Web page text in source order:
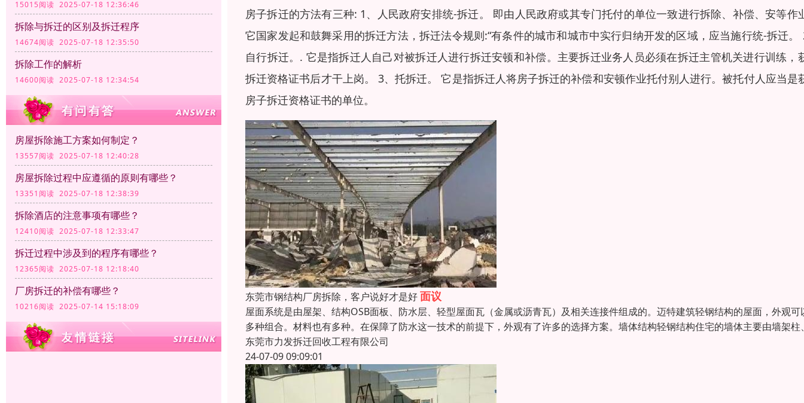
15015阅读 2025-07-18 12:36:46
拆除与拆迁的区别及拆迁程序
14674阅读 2025-07-18 12:35:50
拆除工作的解析
14600阅读 2025-07-18 12:34:54
房屋拆除施工方案如何制定？
13557阅读 2025-07-18 12:40:28
房屋拆除过程中应遵循的原则有哪些？
13351阅读 2025-07-18 12:38:39
拆除酒店的注意事项有哪些？
12410阅读 2025-07-18 12:33:47
拆迁过程中涉及到的程序有哪些？
12365阅读 2025-07-18 12:18:40
厂房拆迁的补偿有哪些？
10216阅读 2025-07-14 15:18:09
房子拆迁的方法有三种: 1、人民政府安排统-拆迁。 即由人民政府或其专门托付的单位一致进行拆除、补偿、安等作
它国家发起和鼓舞采用的拆迁方法，拆迁法令规则:“有条件的城市和城市中实行归纳开发的区域，应当施行统-拆迁。
自行拆迁。. 它是指拆迁人自己对被拆迁人进行拆迁安顿和补偿。主要拆迁业务人员必须在拆迁主管机关进行训练，
拆迁资格证书后才干上岗。 3、托拆迁。 它是指拆迁人将房子拆迁的补偿和安顿作业托付别人进行。被托付人应当是
房子拆迁资格证书的单位。
东莞市钢结构厂房拆除，客户说好才是好面议
屋面系统是由屋架、结构OSB面板、防水层、轻型屋面瓦（金属或沥青瓦）及相关连接件组成的。迈特建筑轻钢结构的屋面，外观可
多种组合。材料也有多种。在保障了防水这一技术的前提下，外观有了许多的选择方案。墙体结构轻钢结构住宅的墙体主要由墙架柱
东莞市力发拆迁回收工程有限公司
24-07-09 09:09:01